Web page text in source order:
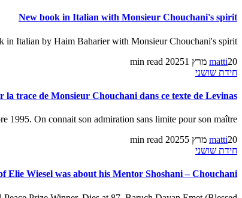
New book in Italian with Monsieur Chouchani's spirit
in Italian by Haim Baharier with Monsieur Chouchani's spirit:
matti20 מרץ 2025
1 min read
חידת שושני
la trace de Monsieur Chouchani dans ce texte de Levinas ?
On connait son admiration sans limite pour son maître […]
matti20 מרץ 2025
5 min read
חידת שושני
Elie Wiesel was about his Mentor Shoshani – Chouchani